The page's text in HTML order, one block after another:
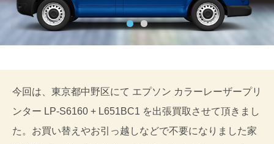
今回は、東京都中野区にて エプソン カラーレーザープリ
ンター LP-S6160 + L651BC1 を出張買取させて頂きまし
た。お買い替えやお引っ越しなどで不要になりました家